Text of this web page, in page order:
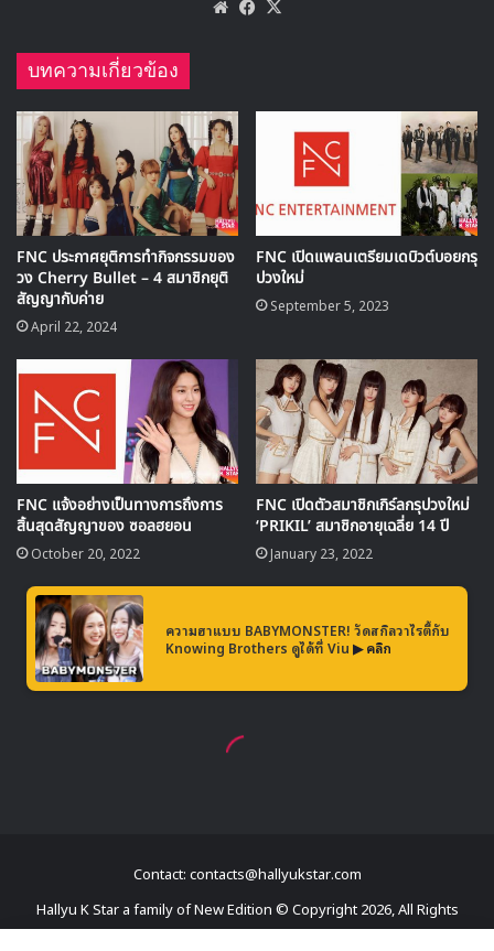
Contact: contacts@hallyukstar.com
Hallyu K Star a family of New Edition © Copyright 2026, All Rights